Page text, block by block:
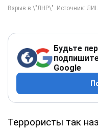
Будьте
Google
Террористы так